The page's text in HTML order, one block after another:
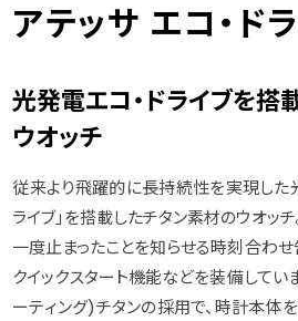
アテッサ エコ・ド
光発電エコ・ドライブを搭
ウオッチ
従来より飛躍的に長持続性を実現した
ライブ」を搭載したチタン素材のウオッチ
一度止まったことを知らせる時刻合わ
クイックスタート機能などを装備してい
ーティング)チタンの採用で、時計本体